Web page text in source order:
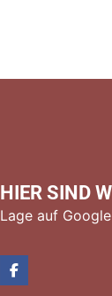
HIER SIND
Lage auf